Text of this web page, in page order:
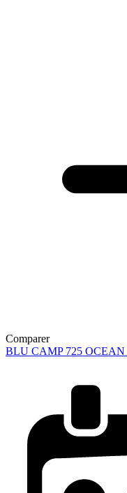
Comparer
BLU CAMP 725 OCEAN